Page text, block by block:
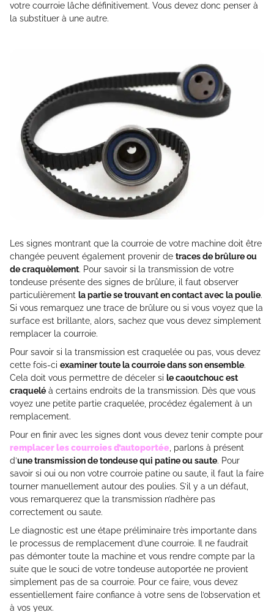
votre courroie lâche définitivement. Vous devez donc penser à
la substituer à une autre.
Les signes montrant que la courroie de votre machine doit être
changée peuvent également provenir de traces de brûlure ou
de craquèlement. Pour savoir si la transmission de votre
tondeuse présente des signes de brûlure, il faut observer
particulièrement la partie se trouvant en contact avec la poulie.
Si vous remarquez une trace de brûlure ou si vous voyez que la
surface est brillante, alors, sachez que vous devez simplement
remplacer la courroie.
Pour savoir si la transmission est craquelée ou pas, vous devez
cette fois-ci examiner toute la courroie dans son ensemble.
Cela doit vous permettre de déceler si le caoutchouc est
craquelé à certains endroits de la transmission. Dès que vous
voyez une petite partie craquelée, procédez également à un
remplacement.
Pour en finir avec les signes dont vous devez tenir compte pour
remplacer les courroies d’autoportée, parlons à présent
d’une transmission de tondeuse qui patine ou saute. Pour
savoir si oui ou non votre courroie patine ou saute, il faut la faire
tourner manuellement autour des poulies. S’il y a un défaut,
vous remarquerez que la transmission n’adhère pas
correctement ou saute.
Le diagnostic est une étape préliminaire très importante dans
le processus de remplacement d’une courroie. Il ne faudrait
pas démonter toute la machine et vous rendre compte par la
suite que le souci de votre tondeuse autoportée ne provient
simplement pas de sa courroie. Pour ce faire, vous devez
essentiellement faire confiance à votre sens de l’observation et
à vos yeux.